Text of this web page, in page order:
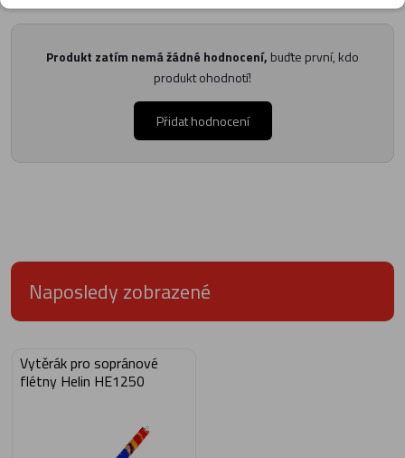
Produkt zatím nemá žádné hodnocení, buďte první, kdo
produkt ohodnotí!
Přidat hodnocení
Naposledy zobrazené
Vytěrák pro sopránové
flétny Helin HE1250